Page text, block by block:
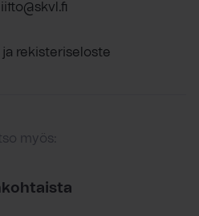
liitto@skvl.fi
ja rekisteriseloste
myös: